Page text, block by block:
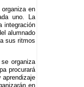
en
uno. La
integración
alumnado
sus ritmos
organiza
procurará
aprendizaje
en